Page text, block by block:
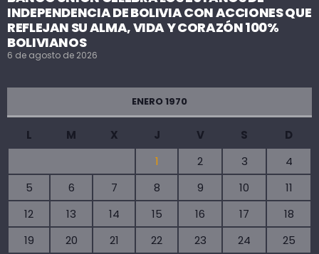
INDEPENDENCIA DE BOLIVIA CON ACCIONES QUE
REFLEJAN SU ALMA, VIDA Y CORAZÓN 100%
BOLIVIANOS
6 de agosto de 2026
ENERO 1970
L M X J V S
D
1
2 3
4
5
6 7 8 9 10
11
12
13 14 15 16 17
18
19
20 21 22 23 24 25